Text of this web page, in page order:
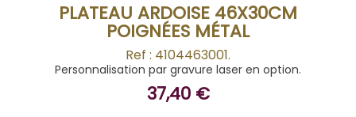
PLATEAU ARDOISE 46X30CM
POIGNÉES MÉTAL
Ref : 4104463001.
Personnalisation par gravure laser en option.
37,40 €